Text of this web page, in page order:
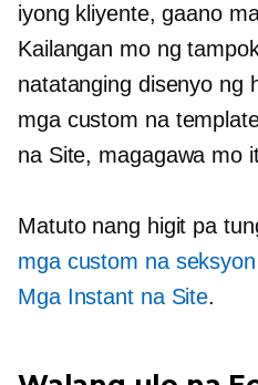
iyong kliyente, gaano
Kailangan mo ng
natatanging disenyo ng
mga custom na
na Site, magagawa mo
Matuto nang higit pa
mga custom na
Mga Instant na Site.